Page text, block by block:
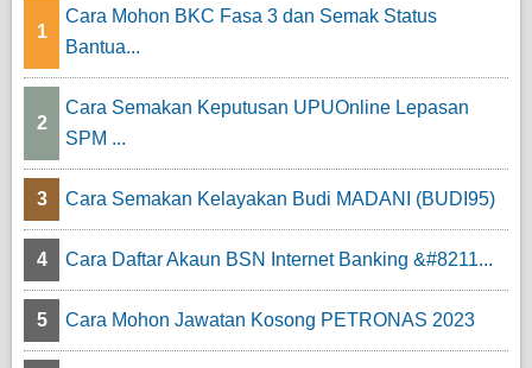
1
Cara Mohon BKC Fasa 3 dan Semak Status
Bantua...
2
Cara Semakan Keputusan UPUOnline Lepasan
SPM ...
3 Cara Semakan Kelayakan Budi MADANI (BUDI95)
4 Cara Daftar Akaun BSN Internet Banking &#8211...
5 Cara Mohon Jawatan Kosong PETRONAS 2023